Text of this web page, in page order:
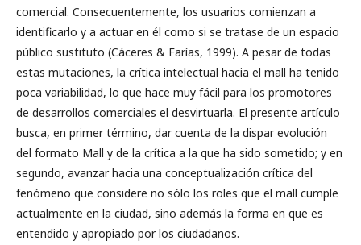
comercial. Consecuentemente, los usuarios comienzan a
identificarlo y a actuar en él como si se tratase de un espacio
público sustituto (Cáceres & Farías, 1999). A pesar de todas
estas mutaciones, la crítica intelectual hacia el mall ha tenido
poca variabilidad, lo que hace muy fácil para los promotores
de desarrollos comerciales el desvirtuarla. El presente artículo
busca, en primer término, dar cuenta de la dispar evolución
del formato Mall y de la crítica a la que ha sido sometido; y en
segundo, avanzar hacia una conceptualización crítica del
fenómeno que considere no sólo los roles que el mall cumple
actualmente en la ciudad, sino además la forma en que es
entendido y apropiado por los ciudadanos.